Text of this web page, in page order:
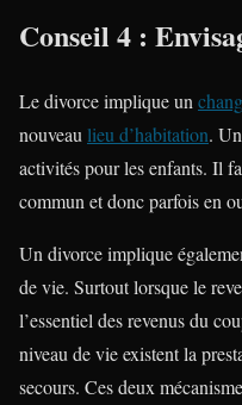
Conseil 4 :
Le divorce implique un
nouveau lieu d’habitation.
activités pour les enfants. Il
commun et donc parfois en
Un divorce implique
de vie. Surtout lorsque le
l’essentiel des revenus du
niveau de vie existent la
secours. Ces deux